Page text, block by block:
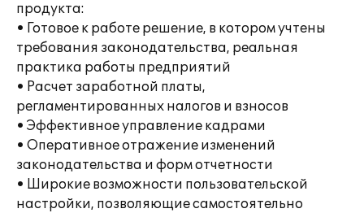
продукта:
• Готовое к работе решение, в котором учтены
требования законодательства, реальная
практика работы предприятий
• Расчет заработной платы,
регламентированных налогов и взносов
• Эффективное управление кадрами
• Оперативное отражение изменений
законодательства и форм отчетности
• Широкие возможности пользовательской
настройки, позволяющие самостоятельно